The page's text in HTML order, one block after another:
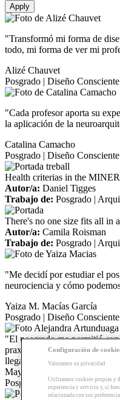
"Transformó mi forma de
todo, mi forma de ver mi
Alizé Chauvet
Posgrado | Diseño
"Cada profesor aporta su
la aplicación de la
Catalina Camacho
Posgrado | Diseño
Health criterias in the
Autor/a: Daniel Tigges
Trabajo de: Posgrado |
There's no one size fits all in
Autor/a: Camila Roisman
Trabajo de: Posgrado |
"Me decidí por estudiar el
neurociencia y cómo
Yaiza M. Macías García
Posgrado | Diseño
"El posgrado me permitió
praxis arquitectónica
llegar al bienestar del
Mayra Alejandra Artunduaga
Posgrado | Diseño
Configuración de
Valoramos su privacidad
Utilizamos cookies propias y
experiencia y servicio y, si
relacionada con sus